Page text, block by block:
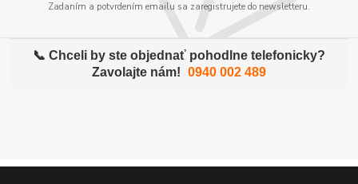
Zadaním a potvrdením emailu sa zaregistrujete do newsletteru.
📞 Chceli by ste objednať pohodlne telefonicky?
Zavolajte nám! 0940 002 489